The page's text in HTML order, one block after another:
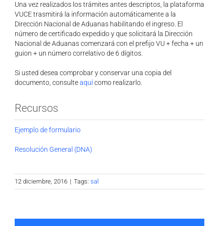
Una vez realizados los trámites antes descriptos, la plataforma
VUCE trasmitirá la información automáticamente a la
Dirección Nacional de Aduanas habilitando el ingreso. El
número de certificado expedido y que solicitará la Dirección
Nacional de Aduanas comenzará con el prefijo VU + fecha + un
guion + un número correlativo de 6 dígitos.
Si usted desea comprobar y conservar una copia del
documento, consulteaquícomo realizarlo.
Recursos
Ejemplo de formulario
Resolución General (DNA)
12 diciembre, 2016 | Tags: sal